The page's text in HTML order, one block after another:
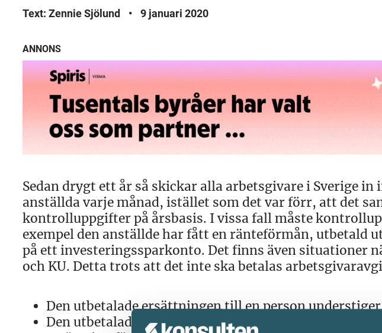
Text: Zennie Sjölund • 9 januari 2020
ANNONS
Sedan drygt ett år så skickar alla arbetsgivare i Sverige
anställda varje månad, istället som det var förr, att det
kontrolluppgifter på årsbasis. I vissa fall måste
exempel den anställde har fått en ränteförmån, utbetald
på ett investeringssparkonto. Det finns även situationer
och KU. Detta trots att det inte ska betalas
Den utbetalade ersättningen till en person
Den utbetalade ersättningen består endast av